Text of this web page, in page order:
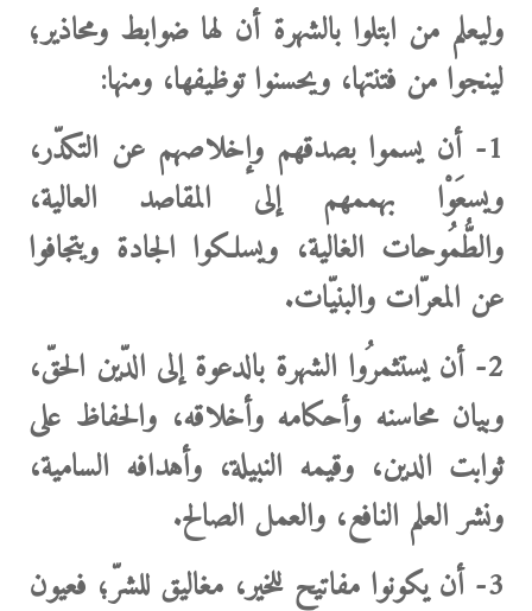
وليعلم من ابتلوا بالشهرة أن لها ضوابط ومحاذير؛
لينجوا من فتنتها، ويحسنوا توظيفها، ومنها:
1- أن يسموا بصدقهم وإخلاصهم عن التكدّر،
ويسعَوْا بهممهم إلى المقاصد العالية،
والطُّمُوحات الغالية، ويسلكوا الجادة ويتجافوا
عن المعرّات والبنيّات.
2- أن يستثمرُوا الشهرة بالدعوة إلى الدّين الحقّ،
وبيان محاسنه وأحكامه وأخلاقه، والحفاظ على
ثوابت الدين، وقيمه النبيلة، وأهدافه السامية،
ونشر العلم النافع، والعمل الصالح.
3- أن يكونوا مفاتيح للخير، مغاليق للشرّ؛ فعيون